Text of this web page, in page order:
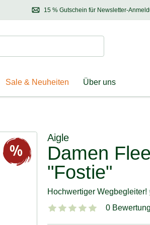
15 % Gutschein für Newsletter-
Entdecken Sie
Ernährungsberatung:
Suchen
Sale & Neuheiten Über uns
Aigle
Damen
"Fostie"
Hochwertiger Wegbegleiter!
0